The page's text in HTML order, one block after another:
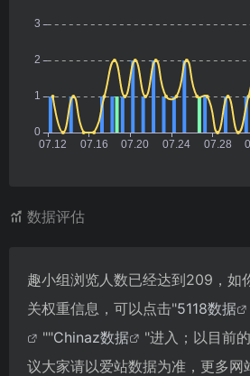
数据评估
趣小组浏览人数已经达到209，如
关权重信息，可以点击"5118数据
""Chinaz数据
"进入；以目前
议大家请以爱站数据为准，更多网